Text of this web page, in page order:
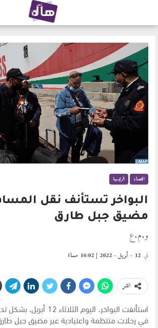
اقتصاد الرئيسية
البواخر تستأنف نقل
مضيق جبل طارق
و.م.ع
في 12 - أبريل - 2022 | 16:02 مساءً
انشر
استأنفت البواخر، اليوم
في رحلات منتظمة واعتيادية عبر مضيق جبل